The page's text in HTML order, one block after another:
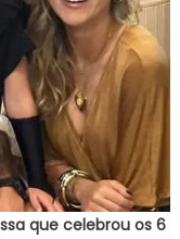
que celebrou os 6